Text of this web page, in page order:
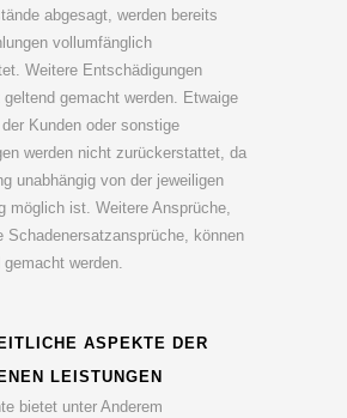
abgesagt, werden bereits
vollumfänglich
Weitere Entschädigungen
geltend gemacht werden. Etwaige
Kunden oder sonstige
werden nicht zurückerstattet, da
unabhängig von der jeweiligen
möglich ist. Weitere Ansprüche,
Schadenersatzansprüche, können
werden.
ASPEKTE DER
LEISTUNGEN
bietet unter Anderem